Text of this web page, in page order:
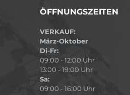
ÖFFNUNGSZEITEN
VERKAUF:
März-Oktober
Di-Fr:
09:00 - 12:00 Uhr
13:00 - 19:00 Uhr
Sa:
09:00 - 16:00 Uhr